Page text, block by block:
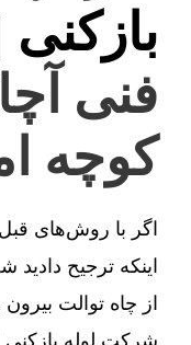
بازکنی
فنی
کوچه
اگر با روش‌های
اینکه ترجیح
از چاه توالت بیرون
شرکت لوله